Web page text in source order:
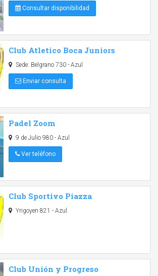
Consultar disponibilidad
Club Atletico Boca Juniors
Sede: Belgrano 730 - Azul
Enviar consulta
Padel Zoom
9 de Julio 980 - Azul
Ver teléfono
Club Sportivo Piazza
Yrigoyen 821 - Azul
Club Unión y Progreso